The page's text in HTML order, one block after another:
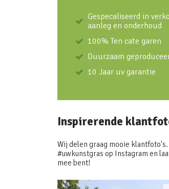
Gespecaliseerd in
aanleg en onderhoud
100% Ten cate garen
Duurzaam
10 Jaar uv garantie
Inspirerende
Wij delen graag mooie
#uwkunstgras op Instagram en
mee bent!